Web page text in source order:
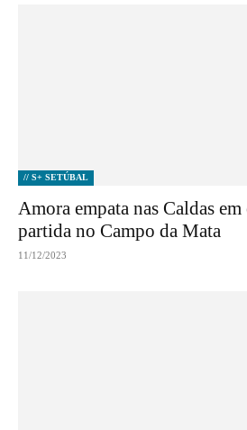
// S+ SETÚBAL
Amora empata nas Caldas
partida no Campo da Mata
11/12/2023